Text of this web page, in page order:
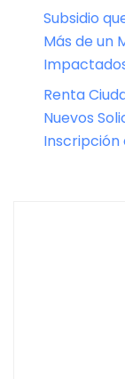
Subsidio
Más de un
Renta
Nuevos
Inscripción